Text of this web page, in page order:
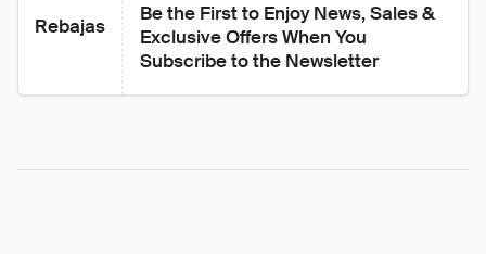
Rebajas
Be the First to Enjoy News, Sales &
Exclusive Offers When You
Subscribe to the Newsletter